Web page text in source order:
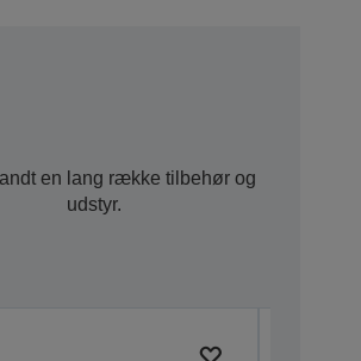
en lang række tilbehør og
udstyr.